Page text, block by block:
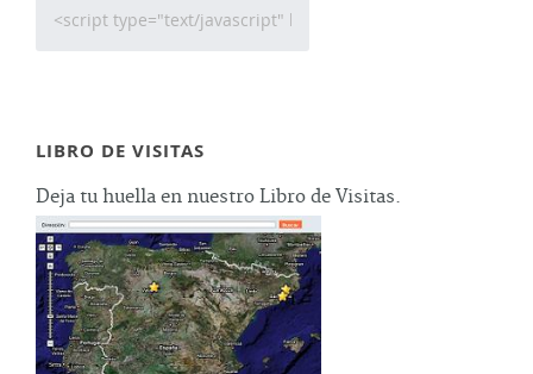
LIBRO DE VISITAS
Deja tu huella en nuestro Libro de Visitas.